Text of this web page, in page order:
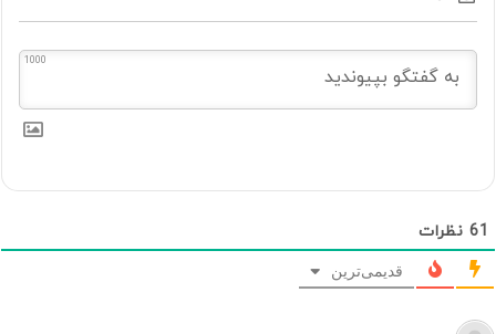
1000
61 نظرات
قدیمی‌ترین